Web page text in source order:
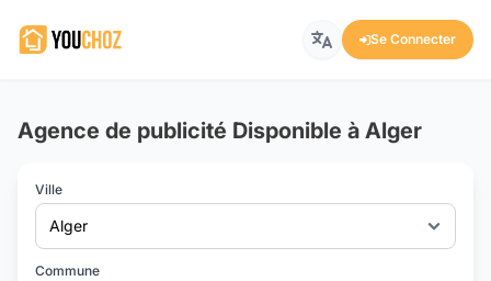
Se Connecter
Agence de publicité Disponible à Alger
Ville
Alger
Commune